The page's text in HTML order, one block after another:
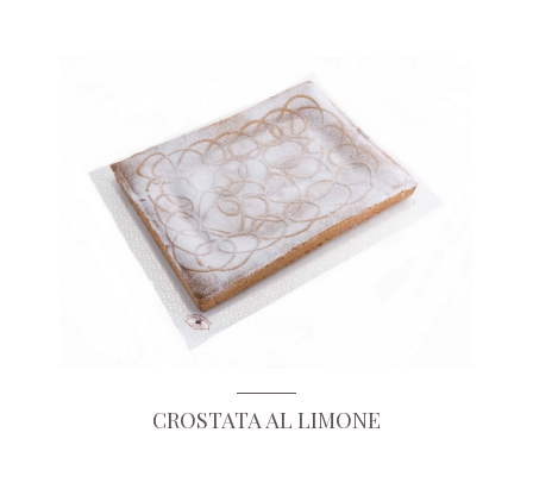
CROSTATA AL LIMONE